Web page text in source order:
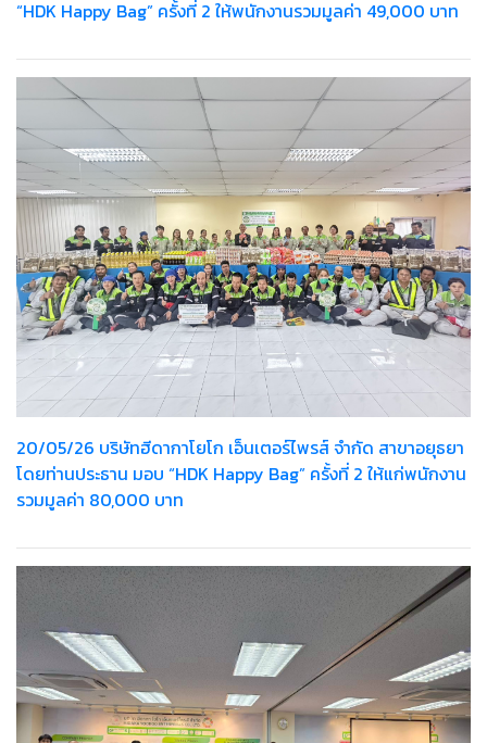
“HDK Happy Bag” ครั้งที่ 2 ให้พนักงานรวมมูลค่า 49,000 บาท
20/05/26 บริษัทฮีดากาโยโก เอ็นเตอร์ไพรส์ จำกัด สาขาอยุธยา
โดยท่านประธาน มอบ “HDK Happy Bag” ครั้งที่ 2 ให้แก่พนักงาน
รวมมูลค่า 80,000 บาท